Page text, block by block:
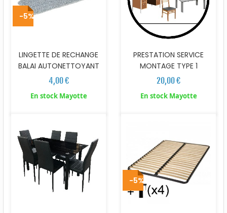
LINGETTE DE RECHANGE
BALAI AUTONETTOYANT
4,00 €
En stock Mayotte
PRESTATION SERVICE
MONTAGE TYPE 1
20,00 €
En stock Mayotte
-5%
-5%